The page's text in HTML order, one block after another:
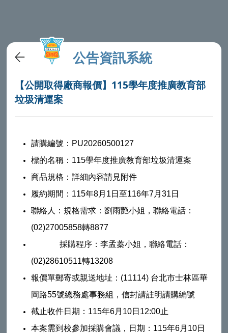
公告資訊系統
【公開取得廠商報價】115學年度推廣教育部
垃圾清運案
請購編號：PU20260500127
標的名稱：115學年度推廣教育部垃圾清運案
商品規格：詳細內容請見附件
履約期間：115年8月1日至116年7月31日
聯絡人：規格需求：劉雨艷小姐，聯絡電話：
(02)27005858轉8877
採購程序：李孟蓁小姐，聯絡電話：
(02)28610511轉13208
報價單郵寄或親送地址：(11114) 台北市士林區華
岡路55號總務處事務組，信封請註明請購編號
截止收件日期：115年6月10日12:00止
本案需到校參加採購會議，日期：115年6月10日